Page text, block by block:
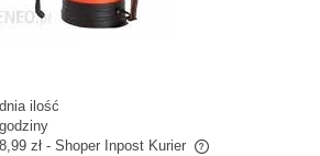
ilość
zł - Shoper Inpost Kurier